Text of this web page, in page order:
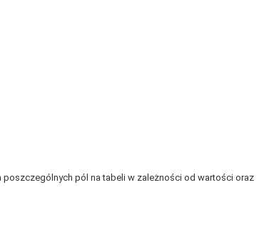
poszczególnych pól na tabeli w zależności od wartości oraz